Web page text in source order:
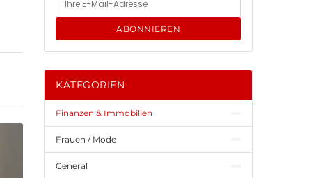
ABONNIEREN
KATEGORIEN
Finanzen & Immobilien
Frauen / Mode
General